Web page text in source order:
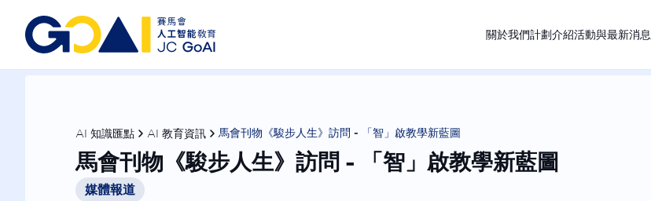
關於我們計劃介紹活動與最新消息
AI 知識匯點 AI 教育資訊 馬會刊物《駿步人生》訪問 - 「智」啟教學新藍圖
馬會刊物《駿步人生》訪問 - 「智」啟教學新藍圖
媒體報道